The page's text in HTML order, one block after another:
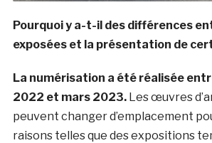
Pourquoi y a-t-il des différences
exposées et la présentation de
La numérisation a été réalisée
2022 et mars 2023.Les œuvres
peuvent changer d’emplacement
raisons telles que des expositions